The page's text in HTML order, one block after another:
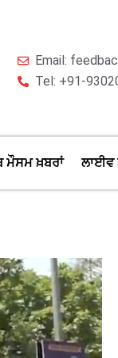
Email:
Tel: +91-
ਮੌਸਮ ਖ਼ਬਰਾਂ ਲਾਈਵ